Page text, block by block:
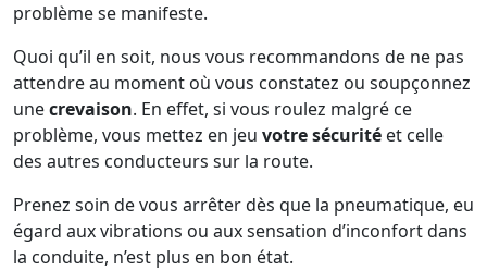
problème se manifeste.
Quoi qu’il en soit, nous vous recommandons de ne pas
attendre au moment où vous constatez ou soupçonnez
unecrevaison. En effet, si vous roulez malgré ce
problème, vous mettez en jeu votre sécurité et celle
des autres conducteurs sur la route.
Prenez soin de vous arrêter dès que la pneumatique, eu
égard aux vibrations ou aux sensation d’inconfort dans
la conduite, n’est plus en bon état.